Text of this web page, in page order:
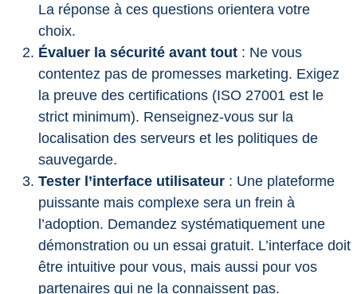
La réponse à ces questions orientera votre
choix.
Évaluer la sécurité avant tout : Ne vous
contentez pas de promesses marketing. Exigez
la preuve des certifications (ISO 27001 est le
strict minimum). Renseignez-vous sur la
localisation des serveurs et les politiques de
sauvegarde.
Tester l’interface utilisateur : Une plateforme
puissante mais complexe sera un frein à
l’adoption. Demandez systématiquement une
démonstration ou un essai gratuit. L’interface doit
être intuitive pour vous, mais aussi pour vos
partenaires qui ne la connaissent pas.